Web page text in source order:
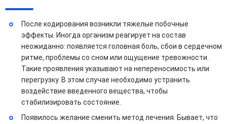
После кодирования возникли тяжелые побочные
эффекты. Иногда организм реагирует на состав
неожиданно: появляется головная боль, сбои в сердечном
ритме, проблемы со сном или ощущение тревожности.
Такие проявления указывают на непереносимость или
перегрузку. В этом случае необходимо устранить
воздействие введенного вещества, чтобы
стабилизировать состояние.
Появилось желание сменить метод лечения. Бывает, что